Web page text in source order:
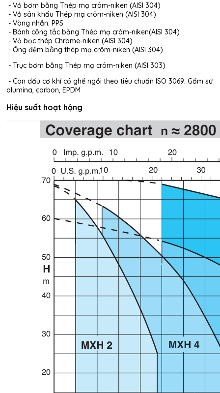
- Vỏ bơm bằng Thép mạ crôm-niken (AISI 304)
- Vỏ sân khấu Thép mạ crôm-niken (AISI 304)
- Vòng nhẫn: PPS
- Bánh công tắc bằng Thép mạ crôm-niken(AISI 304)
- Vỏ bọc thép Chrome-niken (AISI 304)
- Ống đệm bằng thép mạ crôm-niken (AISI 304)
- Trục bơm bằng Thép mạ crôm-niken (AISI 303)
- Con dấu cơ khí có ghế ngồi theo tiêu chuẩn ISO 3069: Gốm sứ
alumina, carbon, EPDM
Hiệu suất hoạt hộng